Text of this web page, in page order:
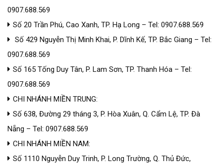
0907.688.569
Số 20 Trần Phú, Cao Xanh, TP. Hạ Long – Tel: 0907.688.569
Số 429 Nguyễn Thị Minh Khai, P. Dĩnh Kế, TP. Bắc Giang – Tel:
0907.688.569
Số 165 Tống Duy Tân, P. Lam Sơn, TP. Thanh Hóa – Tel:
0907.688.569
CHI NHÁNH MIỀN TRUNG:
Số 638, Đường 29 tháng 3, P. Hòa Xuân, Q. Cẩm Lệ, TP. Đà
Nẵng – Tel: 0907.688.569
CHI NHÁNH MIỀN NAM:
Số 1110 Nguyễn Duy Trinh, P. Long Trường, Q. Thủ Đức,